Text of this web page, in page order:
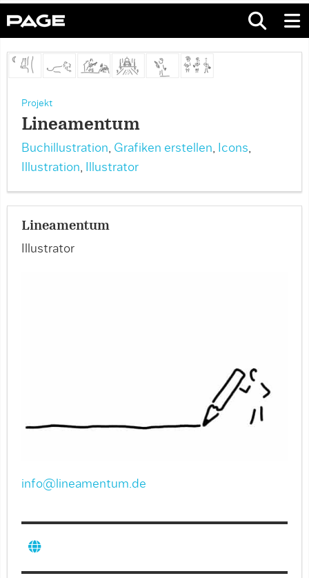
Projekt
Lineamentum
Buchillustration, Grafiken erstellen, Icons,
Illustration, Illustrator
Lineamentum
Illustrator
info@lineamentum.de